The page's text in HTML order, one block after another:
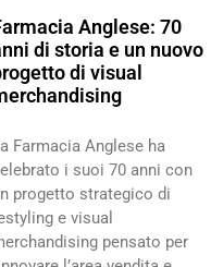
Anglese: 70
di storia e un nuovo
di visual
Farmacia Anglese ha
i suoi 70 anni con
progetto strategico di
e visual
pensato per